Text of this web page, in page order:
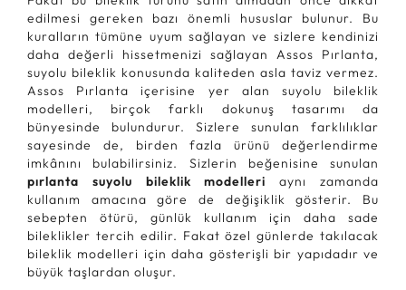
edilmesi gereken bazı önemli hususlar bulunur. Bu
kuralların tümüne uyum sağlayan ve sizlere kendinizi
daha değerli hissetmenizi sağlayan Assos Pırlanta,
suyolu bileklik konusunda kaliteden asla taviz vermez.
Assos Pırlanta içerisine yer alan suyolu bileklik
modelleri, birçok farklı dokunuş tasarımı da
bünyesinde bulundurur. Sizlere sunulan farklılıklar
sayesinde de, birden fazla ürünü değerlendirme
imkânını bulabilirsiniz. Sizlerin beğenisine sunulan
pırlanta suyolu bileklik modelleriaynı zamanda
kullanım amacına göre de değişiklik gösterir. Bu
sebepten ötürü, günlük kullanım için daha sade
bileklikler tercih edilir. Fakat özel günlerde takılacak
bileklik modelleri için daha gösterişli bir yapıdadır ve
büyük taşlardan oluşur.